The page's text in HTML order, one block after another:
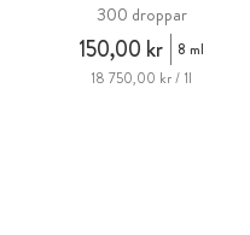
300 droppar
150,00 kr
8 ml
18 750,00 kr / 1l